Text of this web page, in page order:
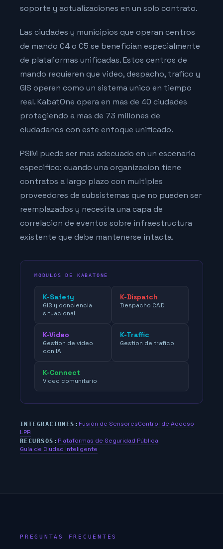
soporte y actualizaciones en un solo contrato.
Las ciudades y municipios que operan centros
de mando C4 o C5 se benefician especialmente
de plataformas unificadas. Estos centros de
mando requieren que video, despacho, trafico y
GIS operen como un sistema unico en tiempo
real. KabatOne opera en mas de 40 ciudades
protegiendo a mas de 73 millones de
ciudadanos con este enfoque unificado.
PSIM puede ser mas adecuado en un escenario
especifico: cuando una organizacion tiene
contratos a largo plazo con multiples
proveedores de subsistemas que no pueden ser
reemplazados y necesita una capa de
correlacion de eventos sobre infraestructura
existente que debe mantenerse intacta.
MODULOS DE KABATONE
K-Safety
GIS y conciencia
situacional
K-Dispatch
Despacho CAD
K-Video
Gestion de video
con IA
K-Traffic
Gestion de trafico
K-Connect
Video comunitario
INTEGRACIONES: Fusión de SensoresControl de Acceso
LPR
RECURSOS: Plataformas de Seguridad Pública
Guía de Ciudad Inteligente
PREGUNTAS FRECUENTES